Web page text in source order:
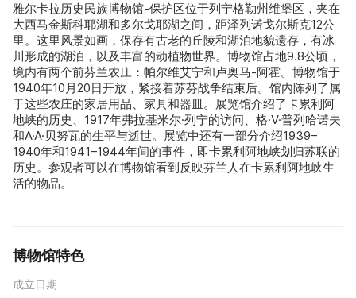
雅尔卡拉历史民族博物馆-保护区位于列宁格勒州维堡区，夹在
大西马金斯科耶湖和多尔戈耶湖之间，距泽列诺戈尔斯克12公
里。这里风景如画，保存有古老的丘陵和湖泊地貌遗存，有冰
川形成的湖泊，以及丰富的动植物世界。博物馆占地9.8公顷，
境内有两个前芬兰农庄：帕尔维艾宁和卢奥马-阿霍。博物馆于
1940年10月20日开放，紧接着苏芬战争结束后。馆内陈列了属
于这些农庄的家居用品、家具和器皿。展览馆介绍了卡累利阿
地峡的历史、1917年弗拉基米尔·列宁的访问、格·V·普列哈诺夫
和A·A·贝努瓦的生平与逝世。展览中还有一部分介绍1939–
1940年和1941–1944年间的事件，即卡累利阿地峡划归苏联的
历史。参观者可以在博物馆看到反映芬兰人在卡累利阿地峡生
活的物品。
博物馆特色
成立日期